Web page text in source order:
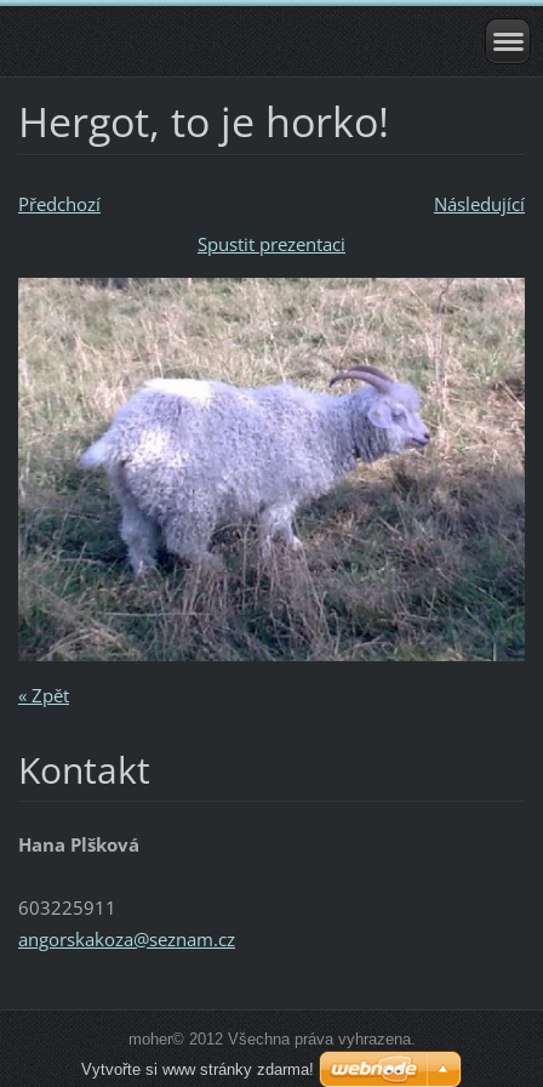
Hergot, to je horko!
Předchozí
Následující
Spustit prezentaci
« Zpět
Kontakt
Hana Plšková
603225911
angorskakoza@seznam.cz
moher© 2012 Všechna práva vyhrazena.
Vytvořte si www stránky zdarma!